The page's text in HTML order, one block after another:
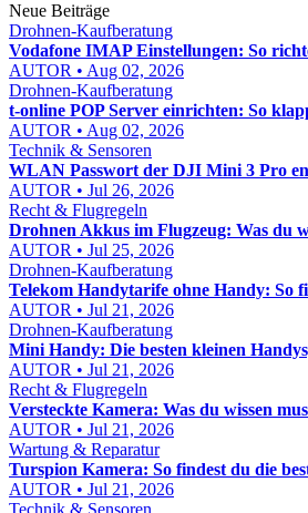
Neue Beiträge
Drohnen-Kaufberatung
Vodafone IMAP Einstellungen: So
AUTOR • Aug 02, 2026
Drohnen-Kaufberatung
t-online POP Server einrichten: So
AUTOR • Aug 02, 2026
Technik & Sensoren
WLAN Passwort der DJI Mini 3 Pro
AUTOR • Jul 26, 2026
Recht & Flugregeln
Drohnen Akkus im Flugzeug: Was du
AUTOR • Jul 25, 2026
Drohnen-Kaufberatung
Telekom Handytarife ohne Handy: So
AUTOR • Jul 21, 2026
Drohnen-Kaufberatung
Mini Handy: Die besten kleinen
AUTOR • Jul 21, 2026
Recht & Flugregeln
Versteckte Kamera: Was du wissen
AUTOR • Jul 21, 2026
Wartung & Reparatur
Turspion Kamera: So findest du die
AUTOR • Jul 21, 2026
Technik & Sensoren